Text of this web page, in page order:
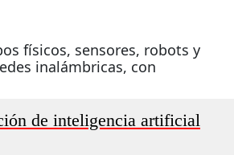
físicos, sensores, robots y
inalámbricas, con
de inteligencia artificial